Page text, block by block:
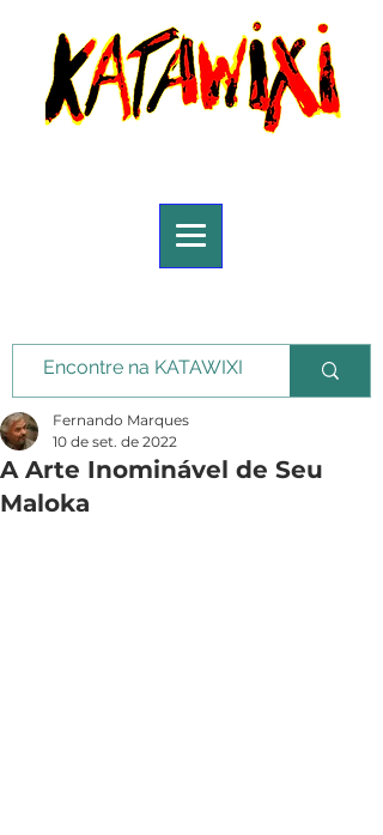
A Arte Inominável de Seu
Maloka
Fernando Marques
10 de set. de 2022